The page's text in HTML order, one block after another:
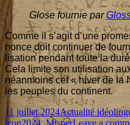
Glose four­nie par
Comme il s’agit d’une
nonce doit conti­nuer de
li­sa­tion pen­dant toute la
Cela limite son uti­li­sa­tion
néan­moins cet « hiver de la
les peuples du continent.
Published
on
11 juillet 2024Categories
Actualité
icon2024, MisperLeave a